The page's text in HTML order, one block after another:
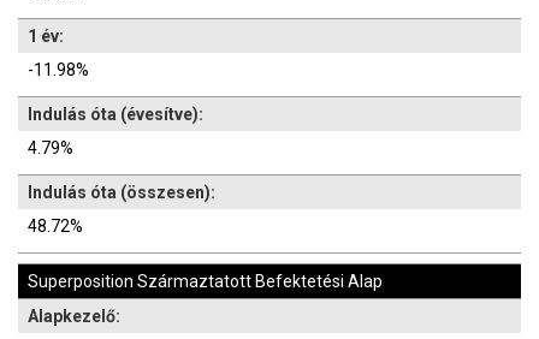
1 év:
-11.98%
Indulás óta (évesítve):
4.79%
Indulás óta (összesen):
48.72%
Superposition Származtatott Befektetési Alap
Alapkezelő: